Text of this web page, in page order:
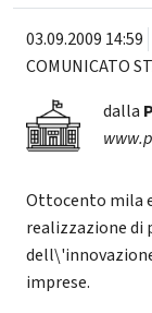
03.09.2009 14:59
COMUNICATO
dalla
Ottocento mila
realizzazione di
imprese.